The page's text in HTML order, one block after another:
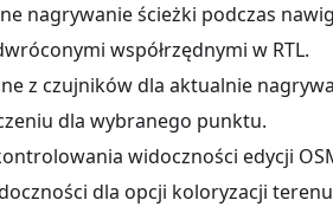
nagrywanie ścieżki podczas
współrzędnymi w RTL.
z czujników dla aktualnie
dla wybranego punktu.
widoczności edycji
dla opcji koloryzacji